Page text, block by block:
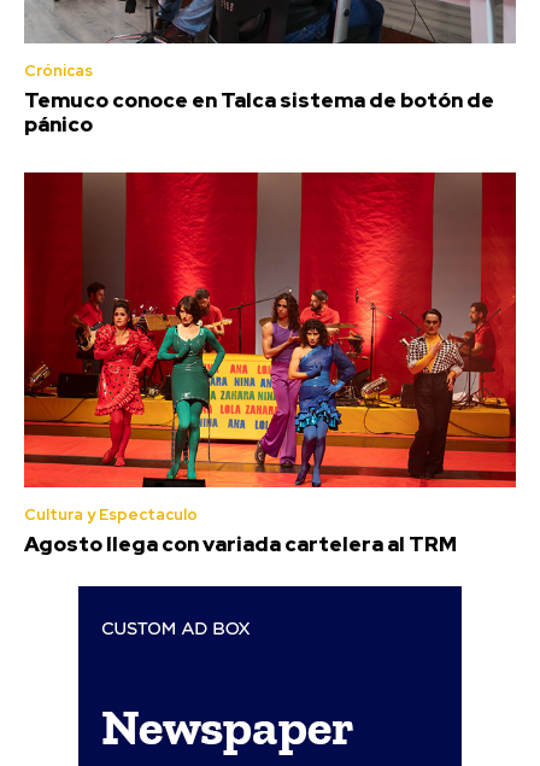
Crónicas
Temuco conoce en Talca sistema de botón de
pánico
Cultura y Espectaculo
Agosto llega con variada cartelera al TRM